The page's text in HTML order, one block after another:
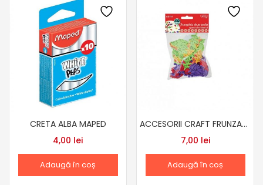
CRETA ALBA MAPED
4,00 lei
Adaugă în coș
ACCESORII CRAFT FRUNZARIS AD181
7,00 lei
Adaugă în coș